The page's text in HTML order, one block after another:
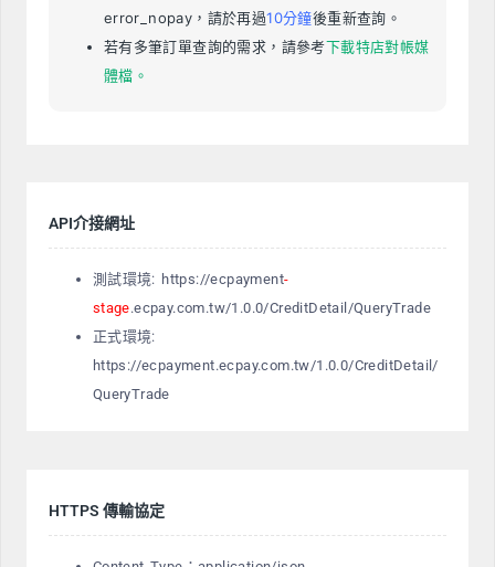
error_nopay，請於再過10分鐘後重新查詢。
若有多筆訂單查詢的需求，請參考下載特店對帳媒
體檔。
API介接網址
測試環境: https://ecpayment-
stage.ecpay.com.tw/1.0.0/CreditDetail/QueryTrade
正式環境:
https://ecpayment.ecpay.com.tw/1.0.0/CreditDetail/
QueryTrade
HTTPS 傳輸協定